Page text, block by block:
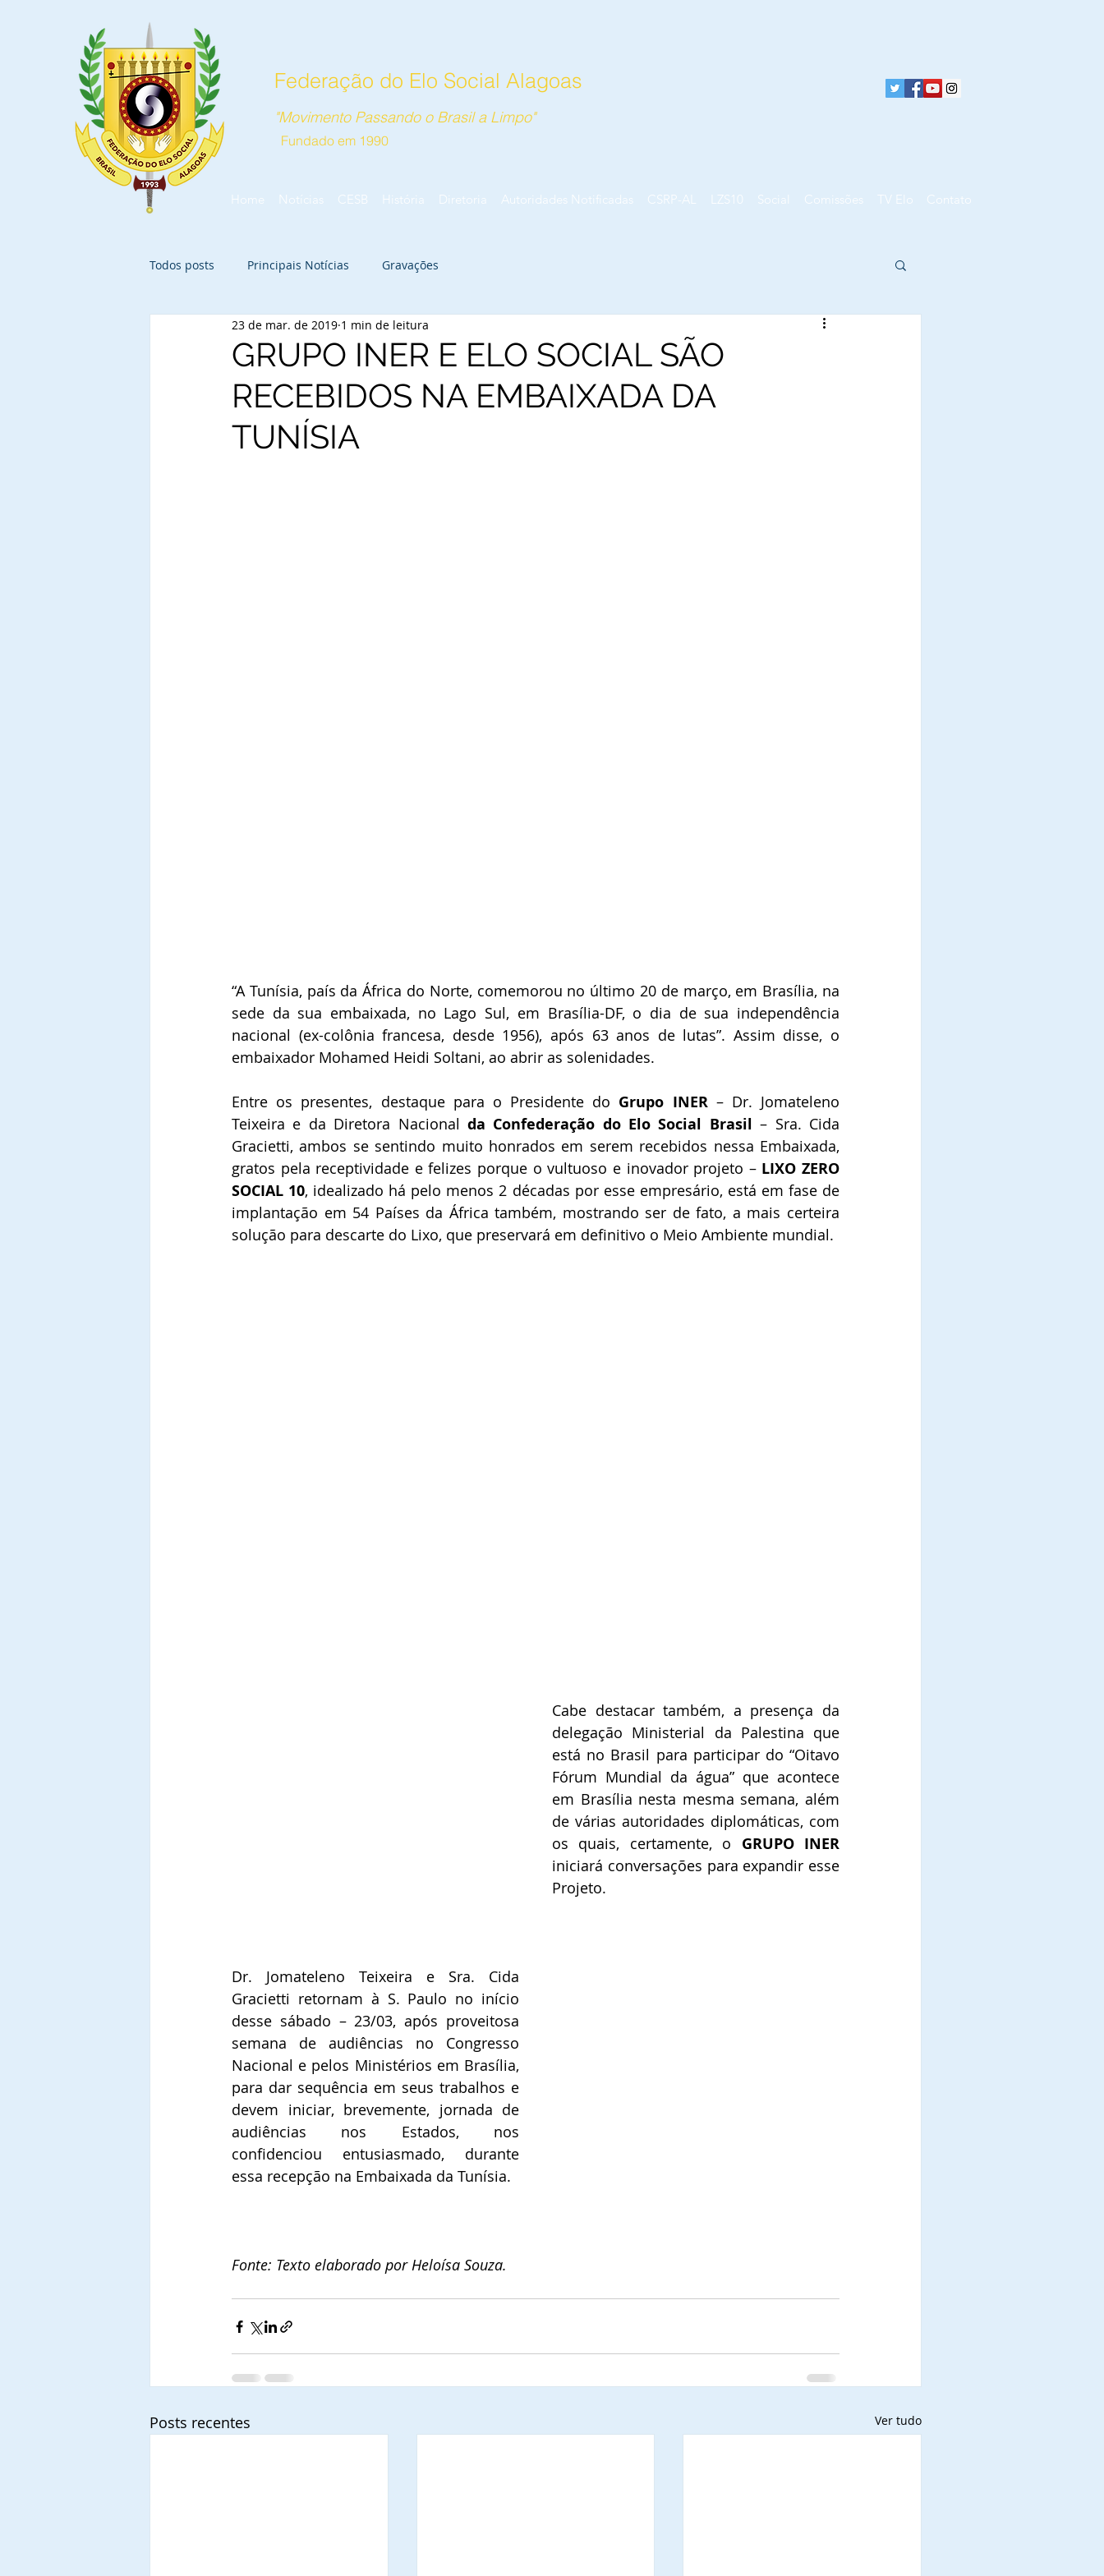
Federação do Elo Social Alagoas
"Movimento Passando o Brasil a Limpo"
Fundado em 1990
Home Notícias CESB História Diretoria Autoridades Notificadas CSRP-AL LZS10 Social Comissões TV Elo Contato
Todos posts Principais Notícias Gravações
GRUPO INER E ELO SOCIAL SÃO
RECEBIDOS NA EMBAIXADA DA
TUNÍSIA
23 de mar. de 2019 1 min de leitura
“A Tunísia, país da África do Norte, comemorou no último 20 de março, em Brasília, na
sede da sua embaixada, no Lago Sul, em Brasília-DF, o dia de sua independência
nacional (ex-colônia francesa, desde 1956), após 63 anos de lutas”. Assim disse, o
embaixador Mohamed Heidi Soltani, ao abrir as solenidades.
Entre os presentes, destaque para o Presidente do Grupo INER – Dr. Jomateleno
Teixeira e da Diretora Nacional da Confederação do Elo Social Brasil – Sra. Cida
Gracietti, ambos se sentindo muito honrados em serem recebidos nessa Embaixada,
gratos pela receptividade e felizes porque o vultuoso e inovador projeto – LIXO ZERO
SOCIAL 10, idealizado há pelo menos 2 décadas por esse empresário, está em fase de
implantação em 54 Países da África também, mostrando ser de fato, a mais certeira
solução para descarte do Lixo, que preservará em definitivo o Meio Ambiente mundial.
Cabe destacar também, a presença da
delegação Ministerial da Palestina que
está no Brasil para participar do “Oitavo
Fórum Mundial da água” que acontece
em Brasília nesta mesma semana, além
de várias autoridades diplomáticas, com
os quais, certamente, o GRUPO INER
iniciará conversações para expandir esse
Projeto.
Dr. Jomateleno Teixeira e Sra. Cida
Gracietti retornam à S. Paulo no início
desse sábado – 23/03, após proveitosa
semana de audiências no Congresso
Nacional e pelos Ministérios em Brasília,
para dar sequência em seus trabalhos e
devem iniciar, brevemente, jornada de
audiências nos Estados, nos
confidenciou entusiasmado, durante
essa recepção na Embaixada da Tunísia.
Fonte: Texto elaborado por Heloísa Souza.
Posts recentes Ver tudo